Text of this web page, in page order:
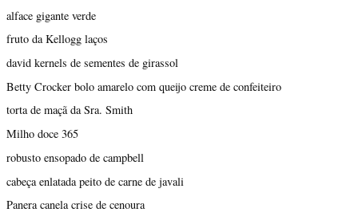
alface gigante verde
fruto da Kellogg laços
david kernels de sementes de girassol
Betty Crocker bolo amarelo com queijo creme de confeiteiro
torta de maçã da Sra. Smith
Milho doce 365
robusto ensopado de campbell
cabeça enlatada peito de carne de javali
Panera canela crise de cenoura